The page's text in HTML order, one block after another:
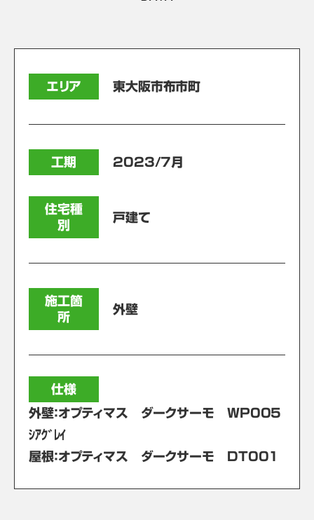
エリア 東大阪市布市町
工期 2023/7月
住宅種
別
戸建て
施工箇
所
外壁
仕様
外壁：オプティマス ダークサーモ WP005
ｼｱｸﾞﾚｲ
屋根：オプティマス ダークサーモ DT001